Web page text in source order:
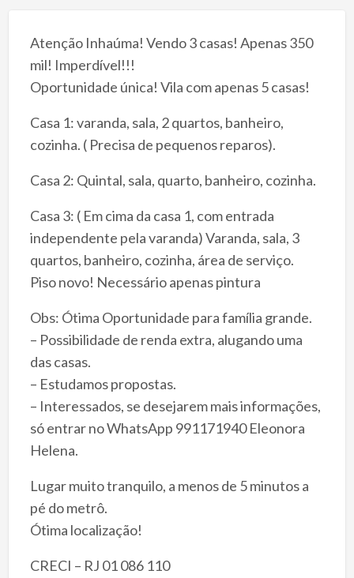
Atenção Inhaúma! Vendo 3 casas! Apenas 350
mil! Imperdível!!!
Oportunidade única! Vila com apenas 5 casas!
Casa 1: varanda, sala, 2 quartos, banheiro,
cozinha. ( Precisa de pequenos reparos).
Casa 2: Quintal, sala, quarto, banheiro, cozinha.
Casa 3: ( Em cima da casa 1, com entrada
independente pela varanda) Varanda, sala, 3
quartos, banheiro, cozinha, área de serviço.
Piso novo! Necessário apenas pintura
Obs: Ótima Oportunidade para família grande.
– Possibilidade de renda extra, alugando uma
das casas.
– Estudamos propostas.
– Interessados, se desejarem mais informações,
só entrar no WhatsApp 991171940 Eleonora
Helena.
Lugar muito tranquilo, a menos de 5 minutos a
pé do metrô.
Ótima localização!
CRECI – RJ 01 086 110